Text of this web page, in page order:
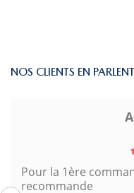
NOS CLIENTS EN
Pour la 1ère
recommande